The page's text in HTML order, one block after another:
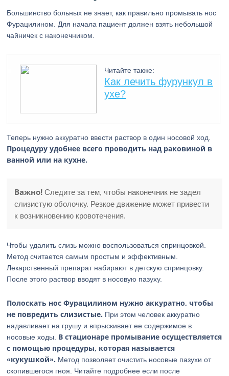
Большинство больных не знает, как правильно промывать нос
Фурацилином. Для начала пациент должен взять небольшой
чайничек с наконечником.
Читайте также:
Как лечить фурункул в
ухе?
Теперь нужно аккуратно ввести раствор в один носовой ход.
Процедуру удобнее всего проводить над раковиной в
ванной или на кухне.
Важно! Следите за тем, чтобы наконечник не задел
слизистую оболочку. Резкое движение может привести
к возникновению кровотечения.
Чтобы удалить слизь можно воспользоваться спринцовкой.
Метод считается самым простым и эффективным.
Лекарственный препарат набирают в детскую спринцовку.
После этого раствор вводят в носовую пазуху.
Полоскать нос Фурацилином нужно аккуратно, чтобы
не повредить слизистые. При этом человек аккуратно
надавливает на грушу и впрыскивает ее содержимое в
носовые ходы. В стационаре промывание осуществляется
с помощью процедуры, которая называется
«кукушкой». Метод позволяет очистить носовые пазухи от
скопившегося гноя. Читайте подробнее если после